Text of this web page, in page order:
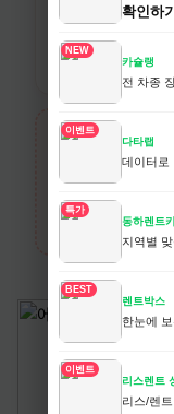
확인하기
NEW
카슐랭
전 차종
이벤트
다타랩
데이터로
특가
동하렌트
지역별
BEST
렌트박스
한눈에
이벤트
리스렌트
리스/렌
키즈텐
자세히 보기 N쇼
›
생활/건강
전체보기
카테고리 상품 더